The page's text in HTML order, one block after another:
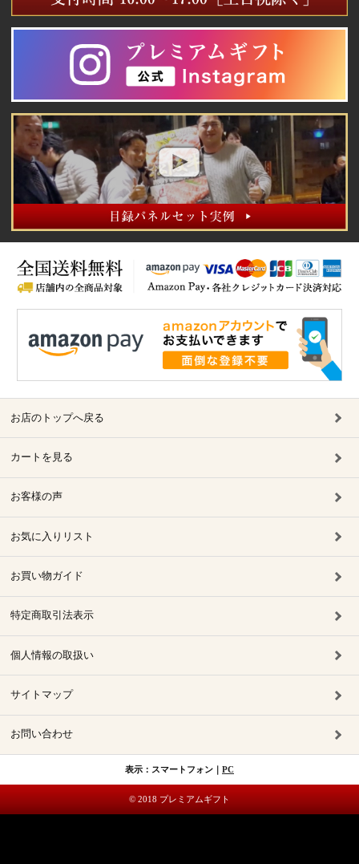
お店のトップへ戻る
カートを見る
お客様の声
お気に入りリスト
お買い物ガイド
特定商取引法表示
個人情報の取扱い
サイトマップ
お問い合わせ
表示：スマートフォン｜ PC
© 2018 プレミアムギフト